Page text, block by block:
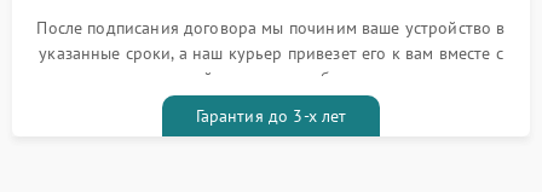
После подписания договора мы починим ваше устройство в
указанные сроки, а наш курьер привезет его к вам вместе с
гарантийным талоном бесплатно
Гарантия до 3-х лет